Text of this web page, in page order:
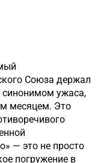
Союза держал
синонимом ужаса,
месяцем. Это
— это не просто
погружение в